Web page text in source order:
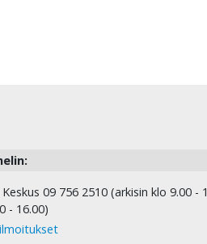
09 756 2510 (arkisin klo 9.00 -
- 16.00)